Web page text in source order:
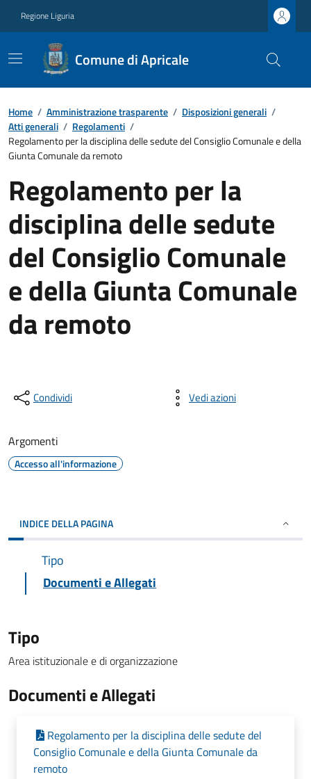
Regione Liguria
Comune di Apricale
Home / Amministrazione trasparente / Disposizioni generali /
Atti generali / Regolamenti /
Regolamento per la disciplina delle sedute del Consiglio Comunale e della
Giunta Comunale da remoto
Regolamento per la
disciplina delle sedute
del Consiglio Comunale
e della Giunta Comunale
da remoto
Condividi Vedi azioni
Argomenti
Accesso all'informazione
INDICE DELLA PAGINA
Tipo
Documenti e Allegati
Tipo
Area istituzionale e di organizzazione
Documenti e Allegati
Regolamento per la disciplina delle sedute del
Consiglio Comunale e della Giunta Comunale da
remoto